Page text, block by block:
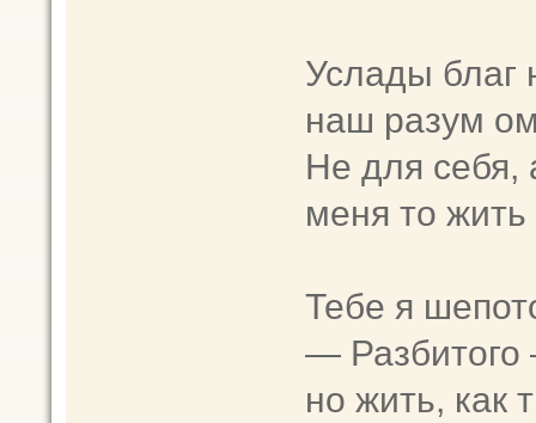
Услады благ
наш разум
Не для себя,
меня то жить
Тебе я
—
но жить, как